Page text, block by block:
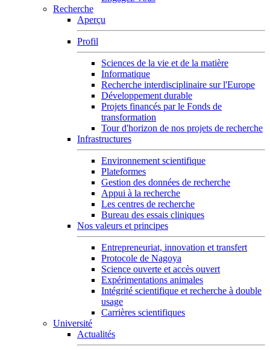
Recherche
Aperçu
Profil
Sciences de la vie et de la matière
Informatique
Recherche interdisciplinaire sur l'Europe
Développement durable
Projets financés par le Fonds de
transformation
Tour d'horizon de nos projets de recherche
Infrastructures
Environnement scientifique
Plateformes
Gestion des données de recherche
Appui à la recherche
Les centres de recherche
Bureau des essais cliniques
Nos valeurs et principes
Entrepreneuriat, innovation et transfert
Protocole de Nagoya
Science ouverte et accès ouvert
Expérimentations animales
Intégrité scientifique et recherche à double
usage
Carrières scientifiques
Université
Actualités